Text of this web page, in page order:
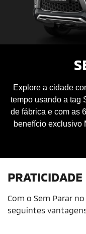
Explore a cidade
tempo usando a tag
de fábrica e com as
benefício exclusivo
Com o Sem Parar
seguintes